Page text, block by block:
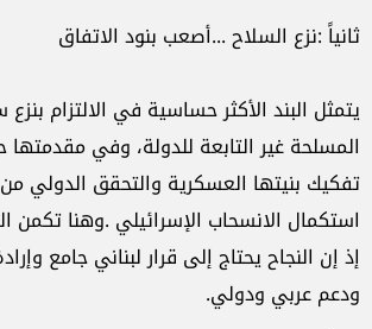
ثانياً:نزع السلاح...أصعب بنود الاتفاق
يتمثل البند الأكثرحساسية في الالتزام بنزع
المسلحةغير التابعة للدولة، وفي مقدمتها
تفكيك بنيتها العسكرية والتحقق الدولي من
استكمال الانسحاب الإسرائيلي .وهناتكمن
إذإن النجاحيحتاجإلى قرارلبنانيجامع
ودعمعربي ودولي.